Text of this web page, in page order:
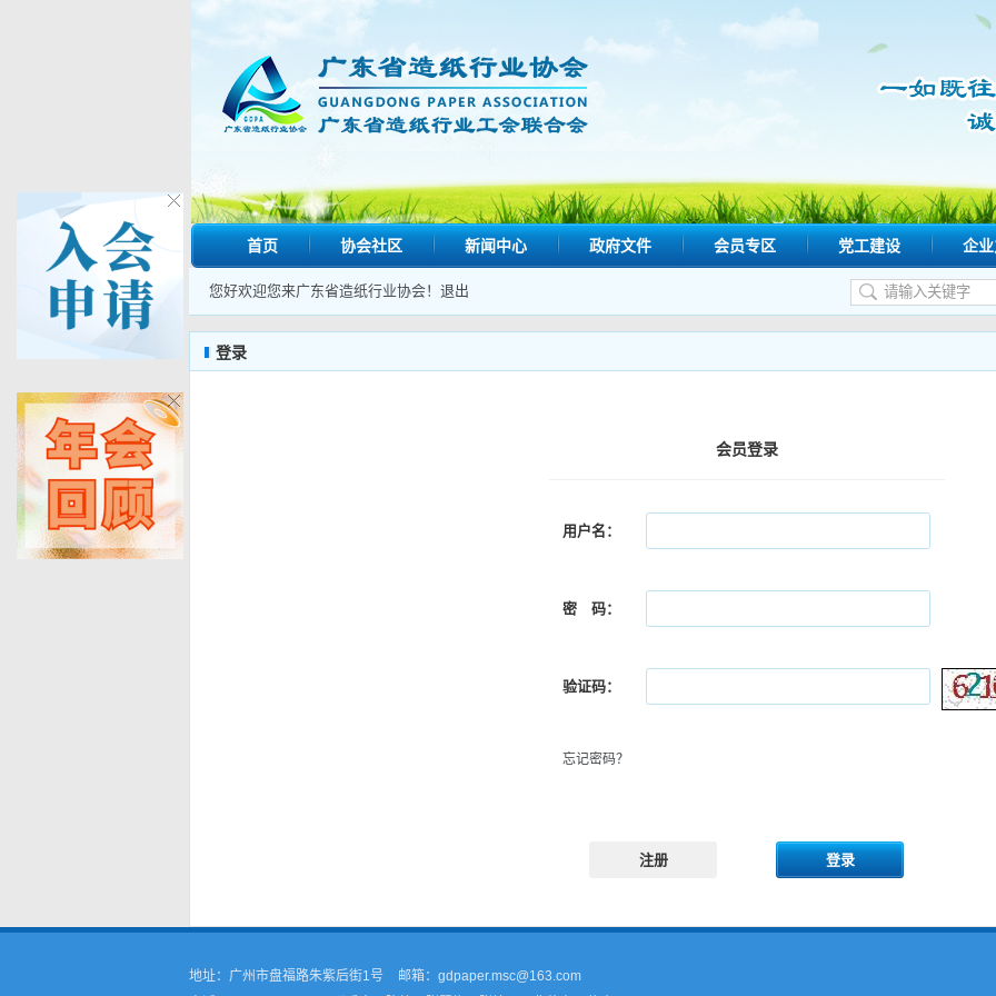
首页 协会社区 新闻中心 政府文件 会员专区 党工建设 企
您好欢迎您来广东省造纸行业协会！ 退出
登录
会员登录
用户名：
密 码：
验证码：
忘记密码？
注册 登录
地址：广州市盘福路朱紫后街1号
邮箱：gdpaper.msc@163.com